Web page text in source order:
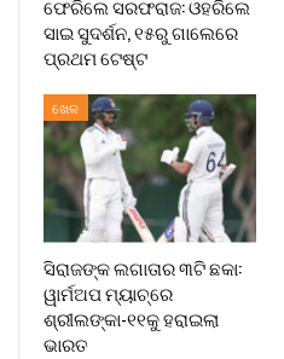
ଫେରିଲେ ସରଫରାଜ: ଓହରିଲେ
ସାଇ ସୁଦର୍ଶନ, ୧୫ରୁ ଗାଲେରେ
ପ୍ରଥମ ଟେଷ୍ଟ
ଖେଳ
ସିରାଜଙ୍କ ଲଗାତାର ୩ଟି ଛକା:
ୱାର୍ମଅପ ମ୍ୟାଚ୍‌ରେ
ଶ୍ରୀଲଙ୍କା-୧୧କୁ ହରାଇଲା
ଭାରତ